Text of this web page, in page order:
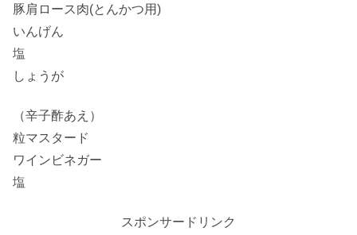
豚肩ロース肉(とんかつ用)
いんげん
塩
しょうが
（辛子酢あえ）
粒マスタード
ワインビネガー
塩
スポンサードリンク